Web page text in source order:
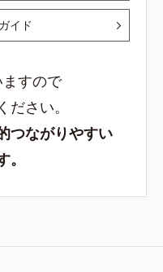
イド
すので
さい。
つながりやすい